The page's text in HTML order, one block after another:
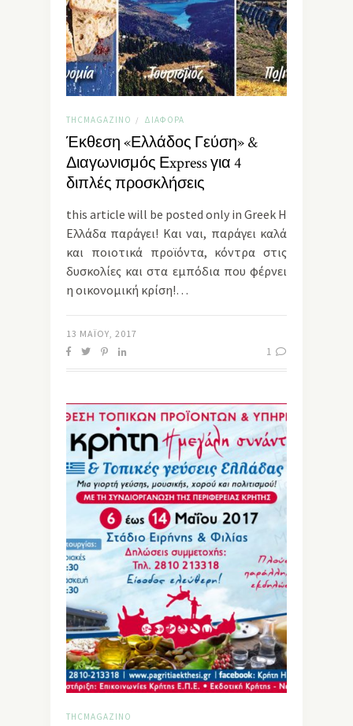
THCMAGAZINO / ΔΙΆΦΟΡΑ
Έκθεση «Ελλάδος Γεύση» &
Διαγωνισμός Εxpress για 4
διπλές προσκλήσεις
this article will be posted only in Greek Η
Ελλάδα παράγει! Και ναι, παράγει καλά
και ποιοτικά προϊόντα, κόντρα στις
δυσκολίες και στα εμπόδια που φέρνει
η οικονομική κρίση!…
13 ΜΑΪ́ΟΥ, 2017
1
THCMAGAZINO